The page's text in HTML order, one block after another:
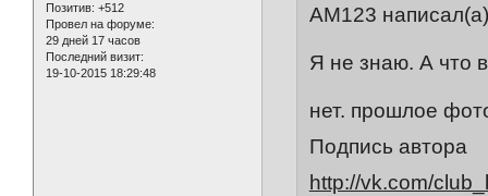
Позитив: +512
Провел на форуме:
29 дней 17 часов
Последний визит:
19-10-2015 18:29:48
AM123
Я не знаю. А что
нет. прошлое
Подпись автора
http://vk.com/